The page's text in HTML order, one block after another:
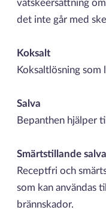
vätskeersättning
det inte går med
Koksalt
Koksaltlösning som
Salva
Bepanthen hjälper
Smärtstillande salva
Receptfri och
som kan användas
brännskador.